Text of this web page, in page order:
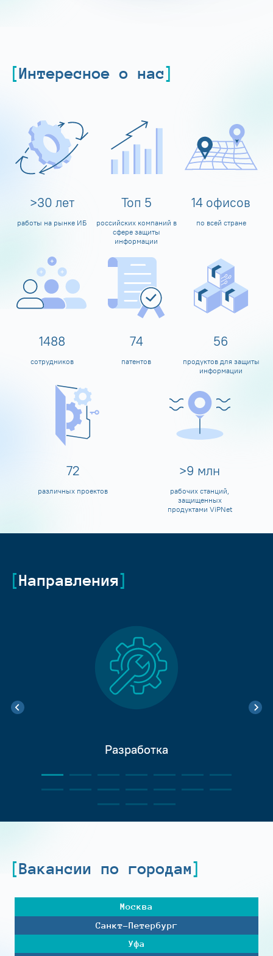
Интересное о нас
>30 лет
работы на рынке ИБ
Топ 5
российских компаний в
сфере защиты
информации
14 офисов
по всей стране
1600
сотрудников
80
патентов
60
продуктов для защиты
информации
80
различных проектов
>10 млн
рабочих станций,
защищенных
продуктами ViPNet
Направления
Разработка
Вакансии по городам
Москва
Санкт-Петербург
Уфа